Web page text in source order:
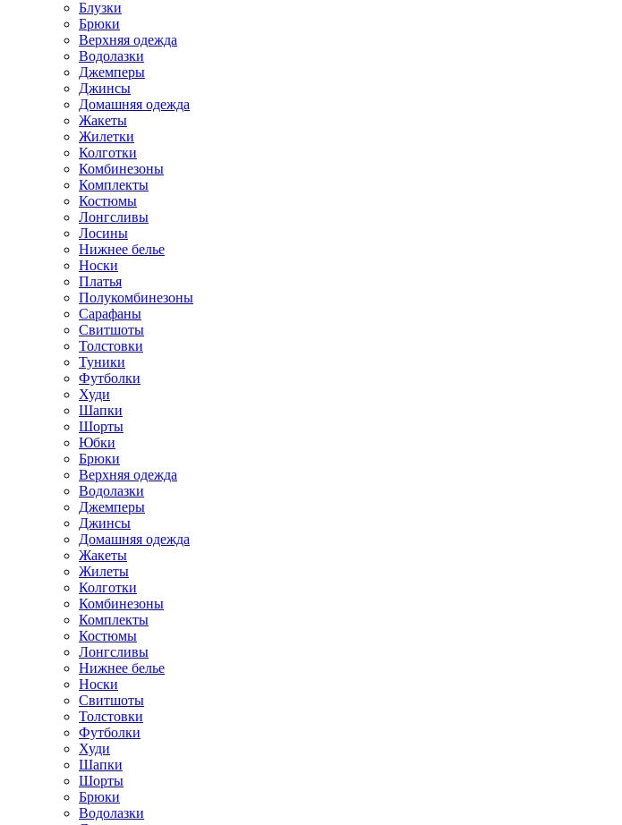
Блузки
Брюки
Верхняя одежда
Водолазки
Джемперы
Джинсы
Домашняя одежда
Жакеты
Жилетки
Колготки
Комбинезоны
Комплекты
Костюмы
Лонгсливы
Лосины
Нижнее белье
Носки
Платья
Полукомбинезоны
Сарафаны
Свитшоты
Толстовки
Туники
Футболки
Худи
Шапки
Шорты
Юбки
Брюки
Верхняя одежда
Водолазки
Джемперы
Джинсы
Домашняя одежда
Жакеты
Жилеты
Колготки
Комбинезоны
Комплекты
Костюмы
Лонгсливы
Нижнее белье
Носки
Свитшоты
Толстовки
Футболки
Худи
Шапки
Шорты
Брюки
Водолазки